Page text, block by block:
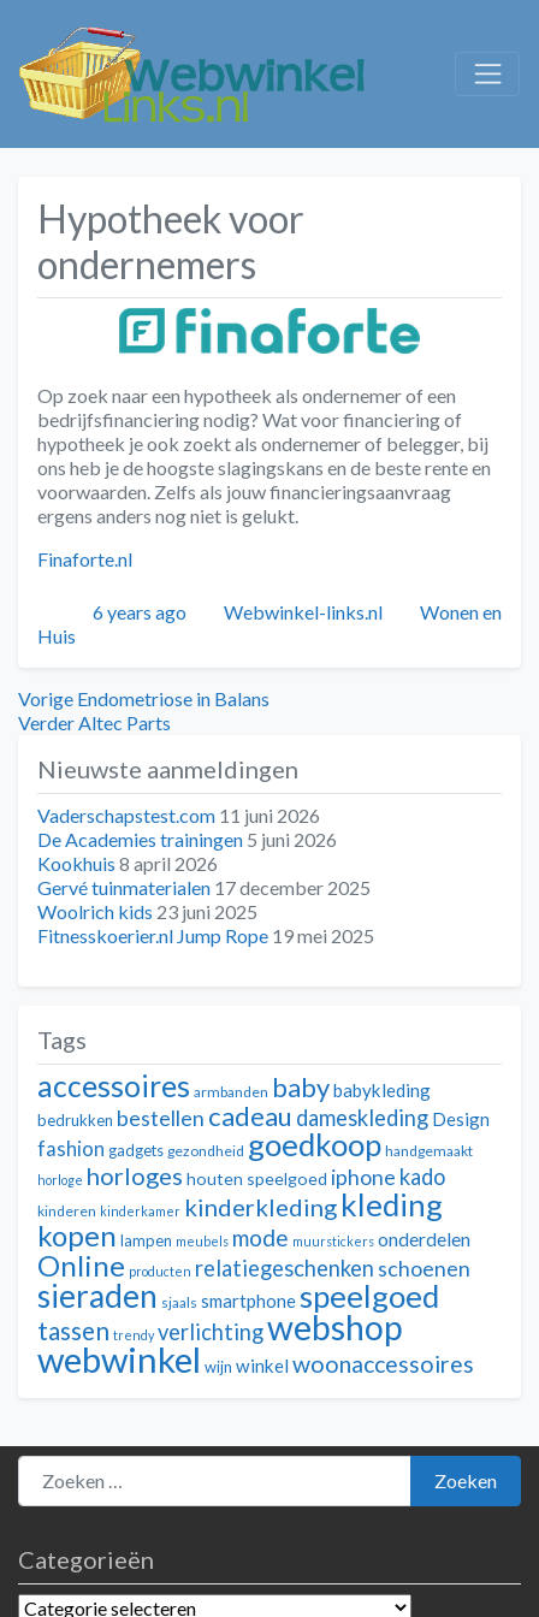
Hypotheek voor
ondernemers
Op zoek naar een hypotheek als ondernemer of een
bedrijfsfinanciering nodig? Wat voor financiering of
hypotheek je ook zoekt als ondernemer of belegger, bij
ons heb je de hoogste slagingskans en de beste rente en
voorwaarden. Zelfs als jouw financieringsaanvraag
ergens anders nog niet is gelukt.
Finaforte.nl
Geplaatst
6 years ago Auteur
Webwinkel-links.nl Categorieën
Wonen en
Huis
Bericht
navigatie
Vorige Vorig
bericht:
Endometriose in Balans
Verder Volgend
Altec Parts
Nieuwste aanmeldingen
Vaderschapstest.com 11 juni 2026
De Academies trainingen 5 juni 2026
Kookhuis 8 april 2026
Gervé tuinmaterialen 17 december 2025
Woolrich kids 23 juni 2025
Fitnesskoerier.nl Jump Rope 19 mei 2025
Tags
accessoires armbanden babybabykleding
bedrukken bestellen cadeau dameskleding Design
fashion gadgets gezondheid goedkoop handgemaakt
horloge horloges houten speelgoed iphone kado
kinderen kinderkamer kinderkleding kleding
kopen lampen meubels mode muurstickers onderdelen
Online producten relatiegeschenken schoenen
sieraden sjaals smartphonespeelgoed
tassen trendy verlichtingwebshop
webwinkel wijn winkelwoonaccessoires
Zoeken naar:
Zoeken
Categorieën
Categorieën